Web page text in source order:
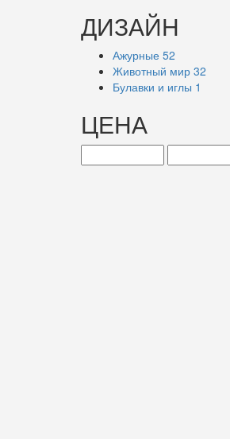
ДИЗАЙН
Ажурные 52
Животный мир 32
Булавки и иглы 1
ЦЕНА